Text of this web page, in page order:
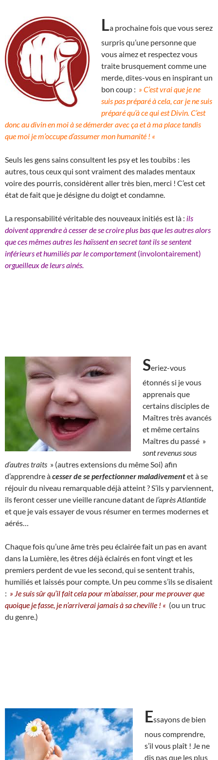
La prochaine fois que vous serez
surpris qu’une personne que
vous aimez et respectez vous
traite brusquement comme une
merde, dites-vous en inspirant un
bon coup : » C’est vrai que je ne
suis pas préparé à cela, car je ne suis
préparé qu’à ce qui est Divin. C’est
donc au divin en moi à se démerder avec ça et à ma place tandis
que moi je m’occupe d’assumer mon humanité ! «
Seuls les gens sains consultent les psy et les toubibs : les
autres, tous ceux qui sont vraiment des malades mentaux
voire des pourris, considèrent aller très bien, merci ! C’est cet
état de fait que je désigne du doigt et condamne.
La responsabilité véritable des nouveaux initiés est là : ils
doivent apprendre à cesser de se croire plus bas que les autres alors
que ces mêmes autres les haïssent en secret tant ils se sentent
inférieurs et humiliés par le comportement(involontairement)
orgueilleux de leurs ainés.
Seriez-vous
étonnés si je vous
apprenais que
certains disciples de
Maîtres très avancés
et même certains
Maîtres du passé »
sont revenus sous
d’autres traits » (autres extensions du même Soi) afin
d’apprendre àcesser de se perfectionner maladivementet à se
réjouir du niveau remarquable déjà atteint ? S’ils y parviennent,
ils feront cesser une vieille rancune datant de l’après Atlantide
et que je vais essayer de vous résumer en termes modernes et
aérés…
Chaque fois qu’une âme très peu éclairée fait un pas en avant
dans la Lumière, les êtres déjà éclairés en font vingt et les
premiers perdent de vue les second, qui se sentent trahis,
humiliés et laissés pour compte. Un peu comme s’ils se disaient
: » Je suis sûr qu’il fait cela pour m’abaisser, pour me prouver que
quoique je fasse, je n’arriverai jamais à sa cheville ! « (ou un truc
du genre.)
Essayons de bien
nous comprendre,
s’il vous plaît ! Je ne
dis pas que les plus